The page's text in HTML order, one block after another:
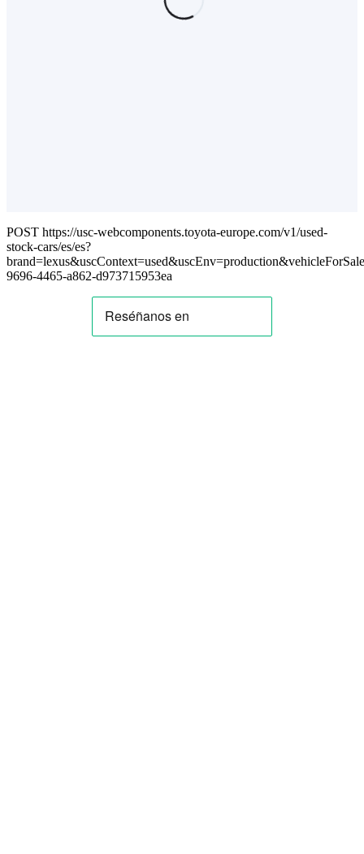
POST https://usc-webcomponents.toyota-europe.com/v1/used-
stock-cars/es/es?
9696-4465-a862-d973715953ea